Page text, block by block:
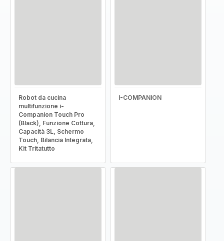
Robot da cucina
multifunzione i-
Companion Touch Pro
(Black), Funzione Cottura,
Capacità 3L, Schermo
Touch, Bilancia Integrata,
Kit Tritatutto
I-COMPANION